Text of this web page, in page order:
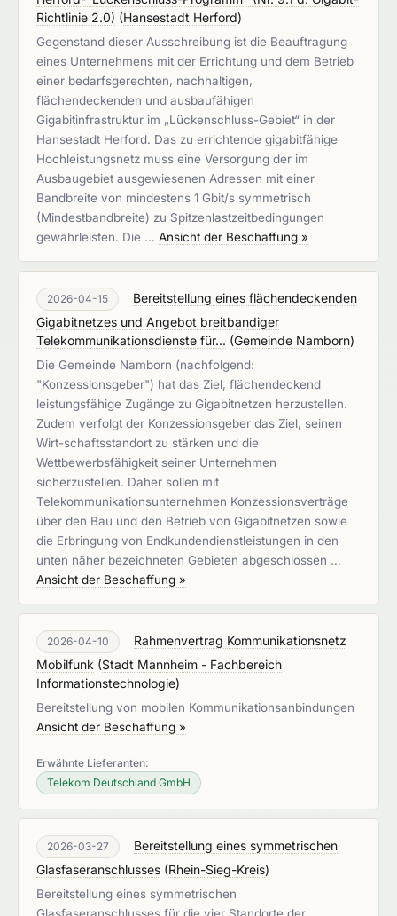
Richtlinie 2.0) (Hansestadt Herford)
Gegenstand dieser Ausschreibung ist die Beauftragung
eines Unternehmens mit der Errichtung und dem Betrieb
einer bedarfsgerechten, nachhaltigen,
flächendeckenden und ausbaufähigen
Gigabitinfrastruktur im „Lückenschluss-Gebiet“ in der
Hansestadt Herford. Das zu errichtende gigabitfähige
Hochleistungsnetz muss eine Versorgung der im
Ausbaugebiet ausgewiesenen Adressen mit einer
Bandbreite von mindestens 1 Gbit/s symmetrisch
(Mindestbandbreite) zu Spitzenlastzeitbedingungen
gewährleisten. Die … Ansicht der Beschaffung »
2026-04-15
Bereitstellung eines flächendeckenden
Gigabitnetzes und Angebot breitbandiger
Telekommunikationsdienste für... (Gemeinde Namborn)
Die Gemeinde Namborn (nachfolgend:
"Konzessionsgeber") hat das Ziel, flächendeckend
leistungsfähige Zugänge zu Gigabitnetzen herzustellen.
Zudem verfolgt der Konzessionsgeber das Ziel, seinen
Wirt-schaftsstandort zu stärken und die
Wettbewerbsfähigkeit seiner Unternehmen
sicherzustellen. Daher sollen mit
Telekommunikationsunternehmen Konzessionsverträge
über den Bau und den Betrieb von Gigabitnetzen sowie
die Erbringung von Endkundendienstleistungen in den
unten näher bezeichneten Gebieten abgeschlossen …
Ansicht der Beschaffung »
2026-04-10
Rahmenvertrag Kommunikationsnetz
Mobilfunk (Stadt Mannheim - Fachbereich
Informationstechnologie)
Bereitstellung von mobilen Kommunikationsanbindungen
Ansicht der Beschaffung »
Erwähnte Lieferanten:
Telekom Deutschland GmbH
2026-03-27
Bereitstellung eines symmetrischen
Glasfaseranschlusses (Rhein-Sieg-Kreis)
Bereitstellung eines symmetrischen